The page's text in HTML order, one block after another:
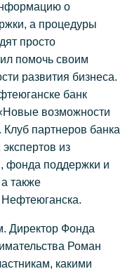
о
а процедуры
просто
помочь своим
развития бизнеса.
банк
возможности
Клуб партнеров банка
из
фонда поддержки и
также
Директор Фонда
Роман
какими